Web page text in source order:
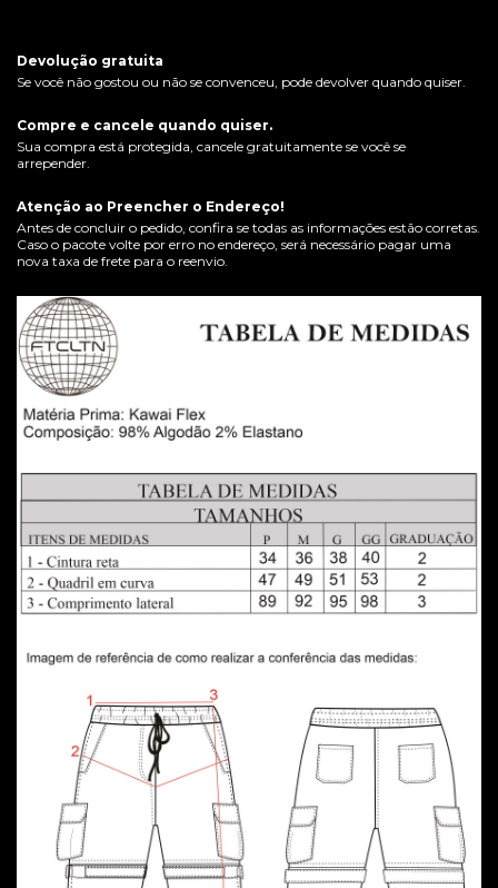
Devolução gratuita
Se você não gostou ou não se convenceu, pode devolver quando quiser.
Compre e cancele quando quiser.
Sua compra está protegida, cancele gratuitamente se você se
arrepender.
Atenção ao Preencher o Endereço!
Antes de concluir o pedido, confira se todas as informações estão corretas.
Caso o pacote volte por erro no endereço, será necessário pagar uma
nova taxa de frete para o reenvio.